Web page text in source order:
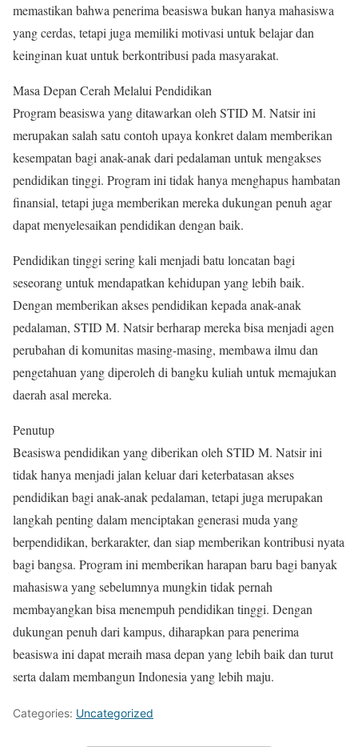
memastikan bahwa penerima beasiswa bukan hanya mahasiswa
yang cerdas, tetapi juga memiliki motivasi untuk belajar dan
keinginan kuat untuk berkontribusi pada masyarakat.
Masa Depan Cerah Melalui Pendidikan
Program beasiswa yang ditawarkan oleh STID M. Natsir ini
merupakan salah satu contoh upaya konkret dalam memberikan
kesempatan bagi anak-anak dari pedalaman untuk mengakses
pendidikan tinggi. Program ini tidak hanya menghapus hambatan
finansial, tetapi juga memberikan mereka dukungan penuh agar
dapat menyelesaikan pendidikan dengan baik.
Pendidikan tinggi sering kali menjadi batu loncatan bagi
seseorang untuk mendapatkan kehidupan yang lebih baik.
Dengan memberikan akses pendidikan kepada anak-anak
pedalaman, STID M. Natsir berharap mereka bisa menjadi agen
perubahan di komunitas masing-masing, membawa ilmu dan
pengetahuan yang diperoleh di bangku kuliah untuk memajukan
daerah asal mereka.
Penutup
Beasiswa pendidikan yang diberikan oleh STID M. Natsir ini
tidak hanya menjadi jalan keluar dari keterbatasan akses
pendidikan bagi anak-anak pedalaman, tetapi juga merupakan
langkah penting dalam menciptakan generasi muda yang
berpendidikan, berkarakter, dan siap memberikan kontribusi nyata
bagi bangsa. Program ini memberikan harapan baru bagi banyak
mahasiswa yang sebelumnya mungkin tidak pernah
membayangkan bisa menempuh pendidikan tinggi. Dengan
dukungan penuh dari kampus, diharapkan para penerima
beasiswa ini dapat meraih masa depan yang lebih baik dan turut
serta dalam membangun Indonesia yang lebih maju.
Categories: Uncategorized